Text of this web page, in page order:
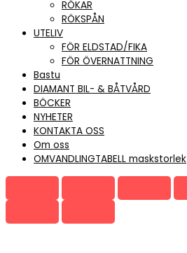
RÖKAR
RÖKSPÅN
UTELIV
FÖR ELDSTAD/FIKA
FÖR ÖVERNATTNING
Bastu
DIAMANT BIL- & BÅTVÅRD
BÖCKER
NYHETER
KONTAKTA OSS
Om oss
OMVANDLINGTABELL maskstorlek